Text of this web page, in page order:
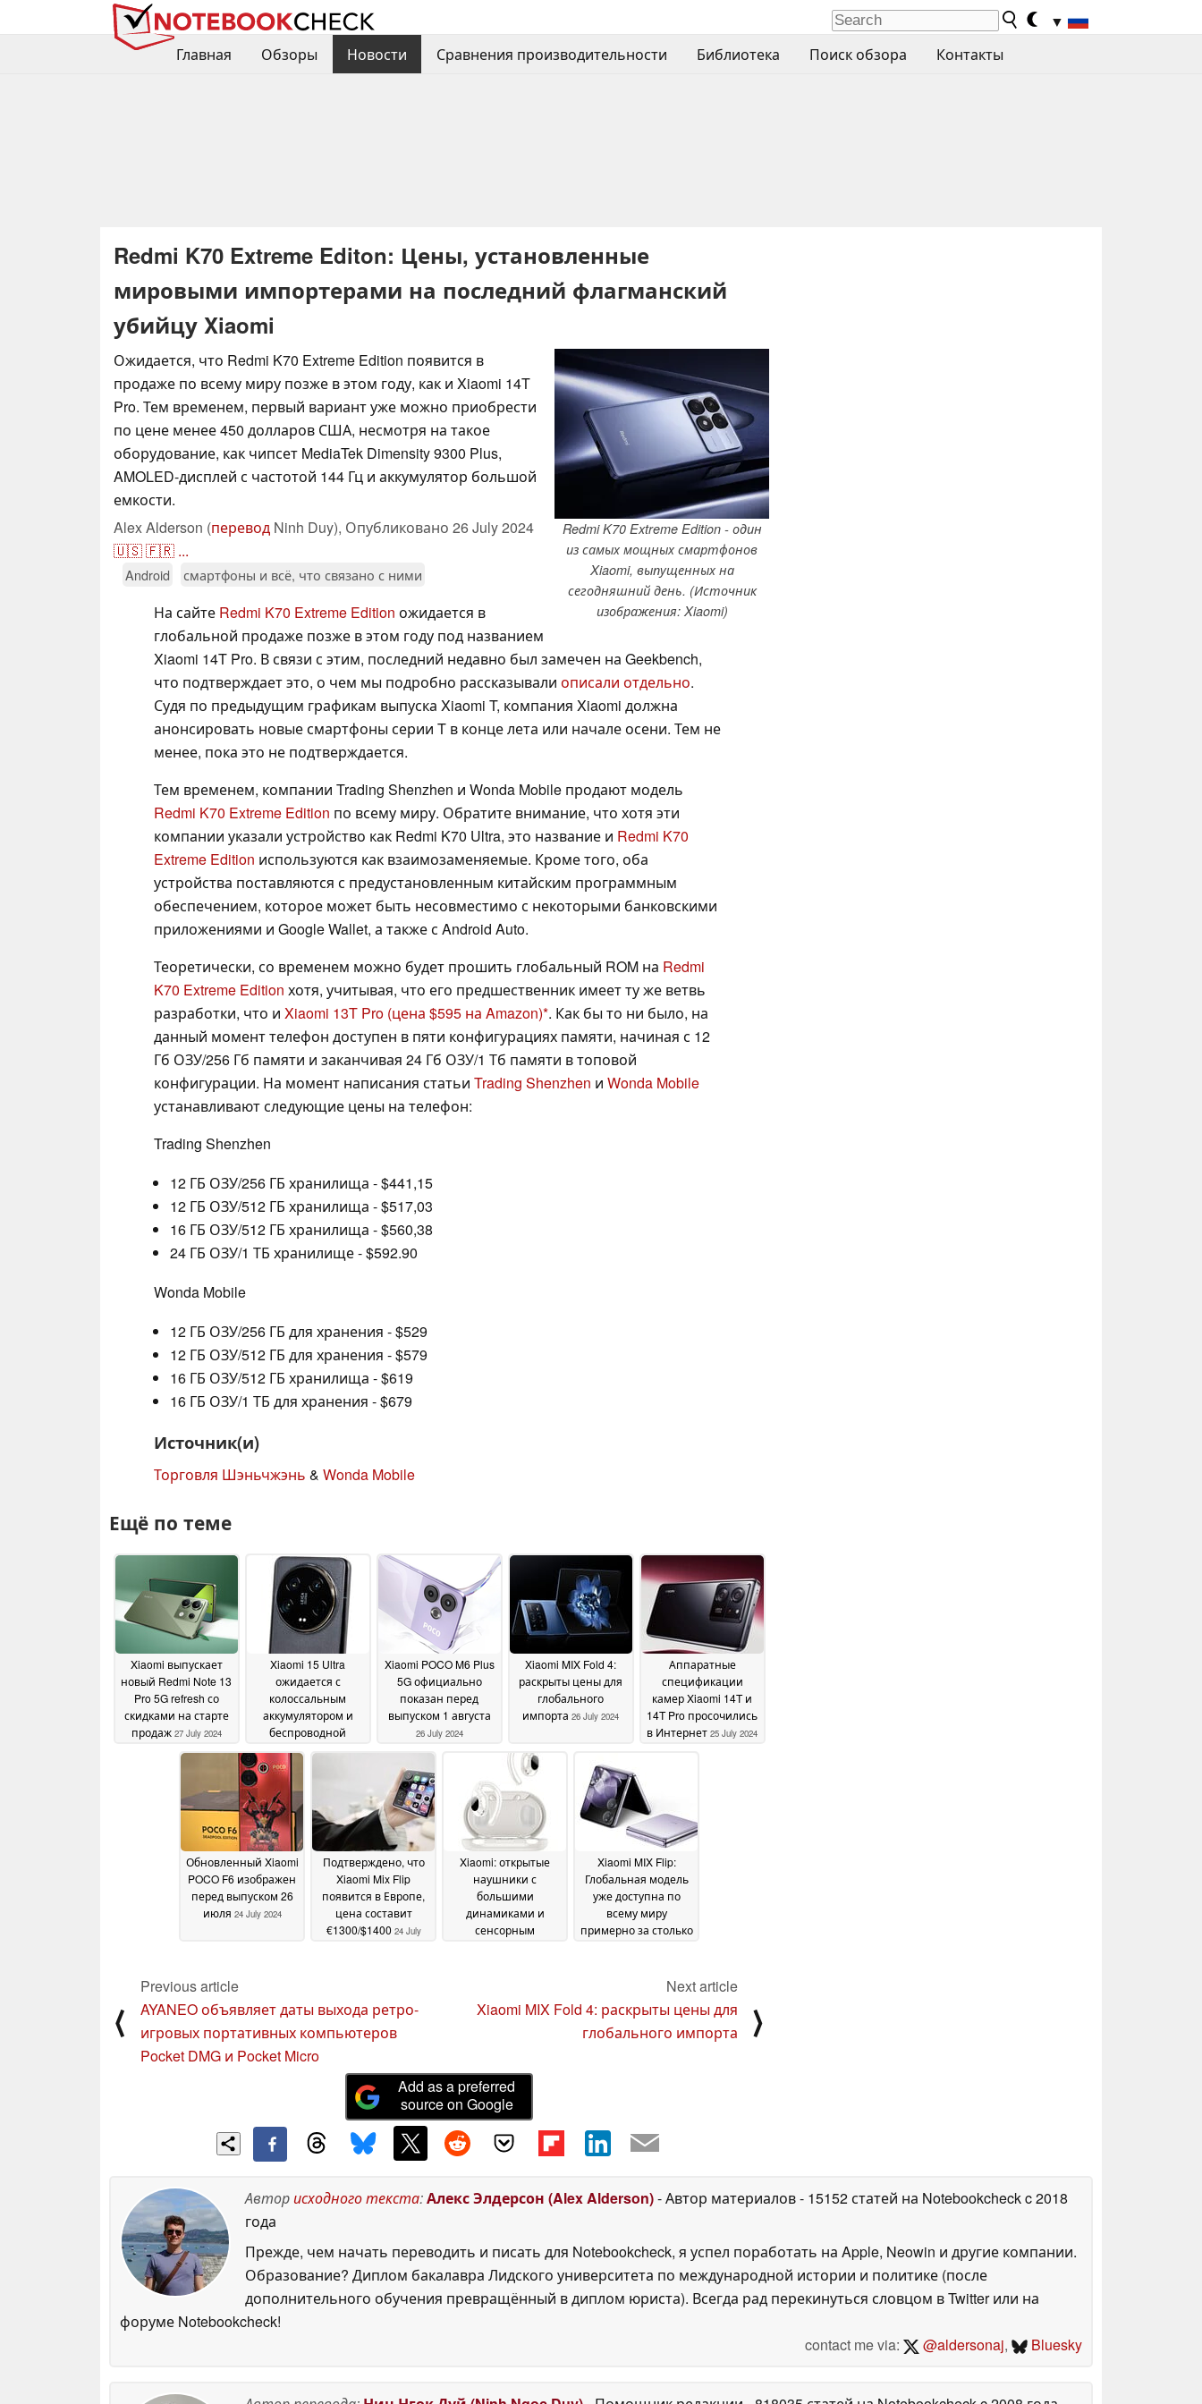
▼
Главная
Обзоры Новости Сравнения производительности Библиотека Поиск обзора Контакты
Redmi K70 Extreme Editon: Цены, установленные
мировыми импортерами на последний флагманский
убийцу Xiaomi
Redmi K70 Extreme Edition - один
из самых мощных смартфонов
Xiaomi, выпущенных на
сегодняшний день. (Источник
изображения: Xiaomi)
Ожидается, что Redmi K70 Extreme Edition появится в
продаже по всему миру позже в этом году, как и Xiaomi 14T
Pro. Тем временем, первый вариант уже можно приобрести
по цене менее 450 долларов США, несмотря на такое
оборудование, как чипсет MediaTek Dimensity 9300 Plus,
AMOLED-дисплей с частотой 144 Гц и аккумулятор большой
емкости.
Alex Alderson (перевод Ninh Duy), Опубликовано 26 July 2024
🇺🇸🇫🇷 ...
Android смартфоны и всё, что связано с ними
На сайте Redmi K70 Extreme Edition ожидается в
глобальной продаже позже в этом году под названием
Xiaomi 14T Pro. В связи с этим, последний недавно был замечен на Geekbench,
что подтверждает это, о чем мы подробно рассказывали описали отдельно.
Судя по предыдущим графикам выпуска Xiaomi T, компания Xiaomi должна
анонсировать новые смартфоны серии T в конце лета или начале осени. Тем не
менее, пока это не подтверждается.
Тем временем, компании Trading Shenzhen и Wonda Mobile продают модель
Redmi K70 Extreme Edition по всему миру. Обратите внимание, что хотя эти
компании указали устройство как Redmi K70 Ultra, это название и Redmi K70
Extreme Edition используются как взаимозаменяемые. Кроме того, оба
устройства поставляются с предустановленным китайским программным
обеспечением, которое может быть несовместимо с некоторыми банковскими
приложениями и Google Wallet, а также с Android Auto.
Теоретически, со временем можно будет прошить глобальный ROM на Redmi
K70 Extreme Edition хотя, учитывая, что его предшественник имеет ту же ветвь
разработки, что и Xiaomi 13T Pro (цена $595 на Amazon) . Как бы то ни было, на
данный момент телефон доступен в пяти конфигурациях памяти, начиная с 12
Гб ОЗУ/256 Гб памяти и заканчивая 24 Гб ОЗУ/1 Тб памяти в топовой
конфигурации. На момент написания статьи Trading Shenzhen и Wonda Mobile
устанавливают следующие цены на телефон:
Trading Shenzhen
12 ГБ ОЗУ/256 ГБ хранилища - $441,15
12 ГБ ОЗУ/512 ГБ хранилища - $517,03
16 ГБ ОЗУ/512 ГБ хранилища - $560,38
24 ГБ ОЗУ/1 ТБ хранилище - $592.90
Wonda Mobile
12 ГБ ОЗУ/256 ГБ для хранения - $529
12 ГБ ОЗУ/512 ГБ для хранения - $579
16 ГБ ОЗУ/512 ГБ хранилища - $619
16 ГБ ОЗУ/1 ТБ для хранения - $679
Источник(и)
Торговля Шэньчжэнь & Wonda Mobile
Ещё по теме
Xiaomi выпускает
новый Redmi Note 13
Pro 5G refresh со
скидками на старте
продаж 27 July 2024
Xiaomi 15 Ultra
ожидается с
колоссальным
аккумулятором и
беспроводной
мощностью 80 Вт
Xiaomi POCO M6 Plus
5G официально
показан перед
выпуском 1 августа
26 July 2024
Xiaomi MIX Fold 4:
раскрыты цены для
глобального
импорта 26 July 2024
Аппаратные
спецификации
камер Xiaomi 14T и
14T Pro просочились
в Интернет 25 July 2024
Обновленный Xiaomi
POCO F6 изображен
перед выпуском 26
июля 24 July 2024
Подтверждено, что
Xiaomi Mix Flip
появится в Европе,
цена составит
€1300/$1400 24 July
Xiaomi: открытые
наушники с
большими
динамиками и
сенсорным
Xiaomi MIX Flip:
Глобальная модель
уже доступна по
всему миру
примерно за столько
22 July
⟨
Previous article
AYANEO объявляет даты выхода ретро-
игровых портативных компьютеров
Pocket DMG и Pocket Micro
Next article
Xiaomi MIX Fold 4: раскрыты цены для
глобального импорта
⟩
Add as a preferred
source on Google
Авторисходного текста:Алекс Элдерсон (Alex Alderson)- Автор материалов- 15152 статей на Notebookcheckc 2018
года
Прежде, чем начать переводить и писать для Notebookcheck, я успел поработать на Apple, Neowin и другие компании.
Образование? Диплом бакалавра Лидского университета по международной истории и политике (после
дополнительного обучения превращённый в диплом юриста). Всегда рад перекинуться словцом в Twitter или на
форуме Notebookcheck!
contact me via:
@aldersonaj, Bluesky